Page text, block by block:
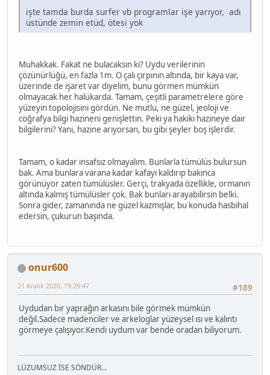
işte tamda burda surfer vb programlar işe yarıyor, adı
üstünde zemin etüd, ötesi yok
Muhakkak. Fakat ne bulacaksın ki? Uydu verilerinin
çözünürlüğü, en fazla 1m. O çalı çırpının altında, bir kaya var,
üzerinde de işaret var diyelim, bunu görmen mümkün
olmayacak her halükarda. Tamam, çeşitli parametrelere göre
yüzeyin topolojisini gördün. Ne mutlu, ne güzel, jeoloji ve
coğrafya bilgi hazineni genişlettin. Peki ya hakiki hazineye dair
bilgilerini? Yani, hazine arıyorsan, bu gibi şeyler boş işlerdir.
Tamam, o kadar insafsız olmayalım. Bunlarla tümülüs bulursun
bak. Ama bunlara varana kadar kafayı kaldırıp bakınca
görünüyor zaten tümülüsler. Gerçi, trakyada özellikle, ormanın
altında kalmış tümülüsler çok. Bak bunları arayabilirsin belki.
Sonra gider, zamanında ne güzel kazmışlar, bu konuda hasbihal
edersin, çukurun başında.
onur600
#189
21 Aralık 2020, 19:29:47
Uydudan bir yaprağın arkasını bile görmek mümkün
değil.Sadece madenciler ve arkeloglar yüzeysel ısı ve kalıntı
görmeye çalışıyor.Kendi uydum var bende oradan biliyorum.
LÜZUMSUZ İSE SÖNDÜR...